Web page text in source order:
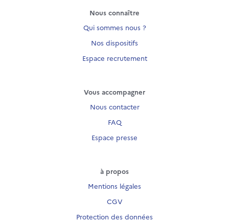
Nous connaître
Qui sommes nous ?
Nos dispositifs
Espace recrutement
Vous accompagner
Nous contacter
FAQ
Espace presse
à propos
Mentions légales
CGV
Protection des données